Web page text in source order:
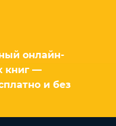
онлайн-
книг —
и без